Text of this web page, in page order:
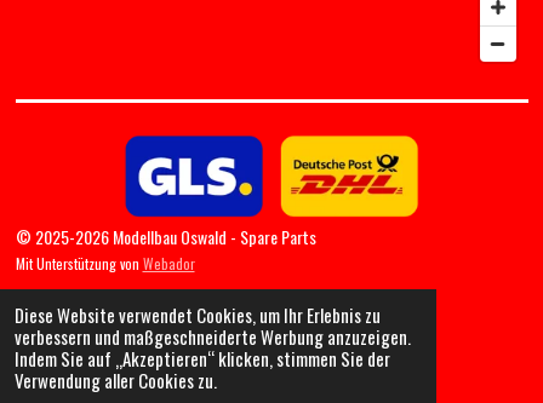
Diese Website verwendet Cookies, um Ihr Erlebnis zu
verbessern und maßgeschneiderte Werbung anzuzeigen.
Indem Sie auf „Akzeptieren“ klicken, stimmen Sie der
Verwendung aller Cookies zu.
© 2025-2026 Modellbau Oswald - Spare Parts
Mit Unterstützung von Webador